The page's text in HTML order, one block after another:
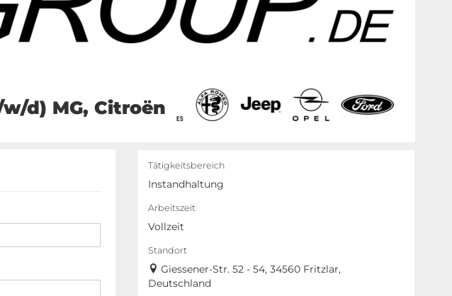
d) MG, Citroën
Tätigkeitsbereich
Instandhaltung
Arbeitszeit
Vollzeit
Standort
Giessener-Str. 52 - 54, 34560 Fritzlar,
Deutschland